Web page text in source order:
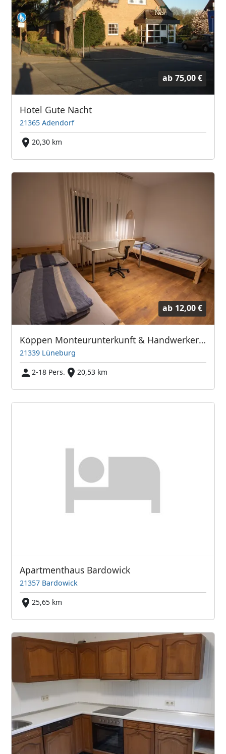
ab 75,00 €
Hotel Gute Nacht
21365 Adendorf
20,30 km
ab 12,00 €
Köppen Monteurunterkunft & Handwerkerzimmer
21339 Lüneburg
2-18 Pers.
20,53 km
Apartmenthaus Bardowick
21357 Bardowick
25,65 km